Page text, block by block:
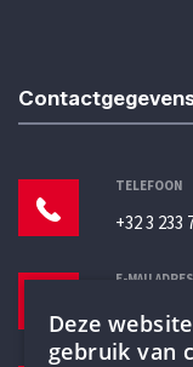
TELEFOON
+32 3 233
E-MAILADRES
Deze
gebruik van